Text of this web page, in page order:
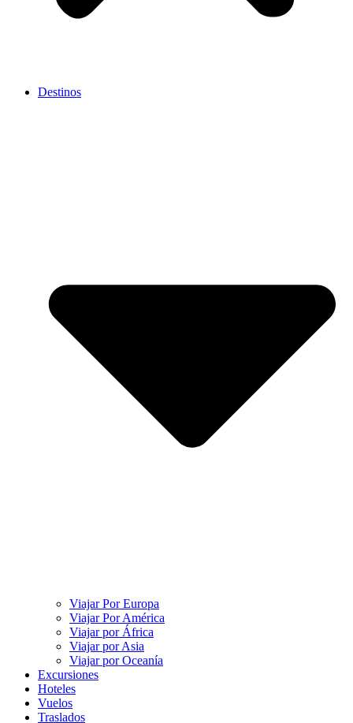
Destinos
Viajar Por Europa
Viajar Por América
Viajar por África
Viajar por Asia
Viajar por Oceanía
Excursiones
Hoteles
Vuelos
Traslados